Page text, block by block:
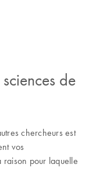
de
chercheurs est
vos
raison pour laquelle